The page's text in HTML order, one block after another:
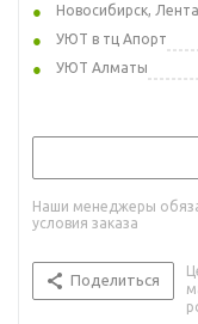
Новосибирск, Лента
УЮТ в тц Апорт
УЮТ Алматы
Наши менеджеры
условия заказа
Поделиться